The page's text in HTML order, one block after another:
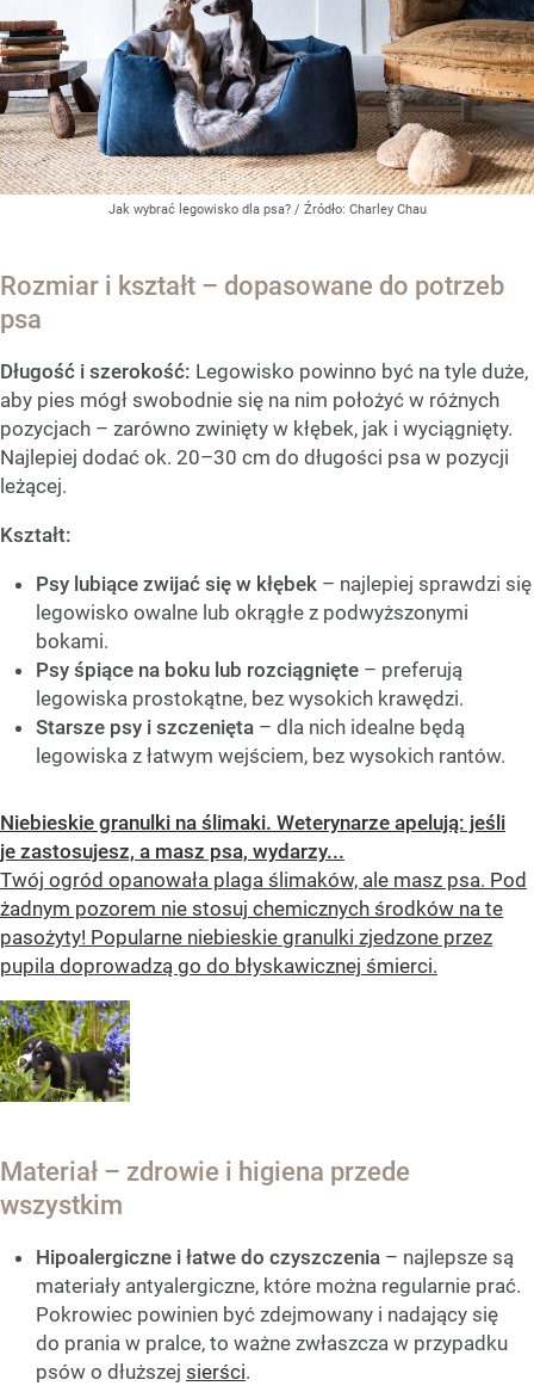
Jak wybrać legowisko dla psa? / Źródło: Charley Chau
Rozmiar i kształt – dopasowane do potrzeb
psa
Długość i szerokość: Legowisko powinno być na tyle duże,
aby pies mógł swobodnie się na nim położyć w różnych
pozycjach – zarówno zwinięty w kłębek, jak i wyciągnięty.
Najlepiej dodać ok. 20–30 cm do długości psa w pozycji
leżącej.
Kształt:
Psy lubiące zwijać się w kłębek – najlepiej sprawdzi się
legowisko owalne lub okrągłe z podwyższonymi
bokami.
Psy śpiące na boku lub rozciągnięte – preferują
legowiska prostokątne, bez wysokich krawędzi.
Starsze psy i szczenięta – dla nich idealne będą
legowiska z łatwym wejściem, bez wysokich rantów.
Niebieskie granulki na ślimaki. Weterynarze apelują: jeśli
je zastosujesz, a masz psa, wydarzy...
Twój ogród opanowała plaga ślimaków, ale masz psa. Pod
żadnym pozorem nie stosuj chemicznych środków na te
pasożyty! Popularne niebieskie granulki zjedzone przez
pupila doprowadzą go do błyskawicznej śmierci.
Materiał – zdrowie i higiena przede
wszystkim
Hipoalergiczne i łatwe do czyszczenia – najlepsze są
materiały antyalergiczne, które można regularnie prać.
Pokrowiec powinien być zdejmowany i nadający się
do prania w pralce, to ważne zwłaszcza w przypadku
psów o dłuższej sierści.